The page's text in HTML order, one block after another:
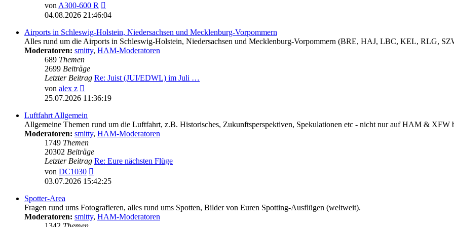
vonA300-600 R
Beitrag
04.08.2026 21:46:04
Airports in Schleswig-Holstein, Niedersachsen und Mecklenburg-Vorpommern
Alles rund um die Airports in Schleswig-Holstein, Niedersachsen und Mecklenburg-Vorpommern (BRE, HAJ, LBC, KEL, RLG,
Moderatoren: smitty, HAM-Moderatoren
689 Themen
2699 Beiträge
Letzter Beitrag Re: Juist (JUI/EDWL) im Juli …
von alex z
Beitrag
25.07.2026 11:36:19
Luftfahrt Allgemein
Allgemeine Themen rund um die Luftfahrt, z.B. Historisches, Zukunftsperspektiven, Spekulationen etc - nicht nur auf HAM & XFW
Moderatoren: smitty, HAM-Moderatoren
1749 Themen
20302 Beiträge
Letzter Beitrag Re: Eure nächsten Flüge
von DC1030
Beitrag
03.07.2026 15:42:25
Spotter-Area
Fragen rund ums Fotografieren, alles rund ums Spotten, Bilder von Euren Spotting-Ausflügen (weltweit).
Moderatoren: smitty, HAM-Moderatoren